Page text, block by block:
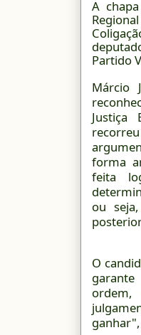
A
Partido
Márcio
forma
feita
ou
O
ordem,